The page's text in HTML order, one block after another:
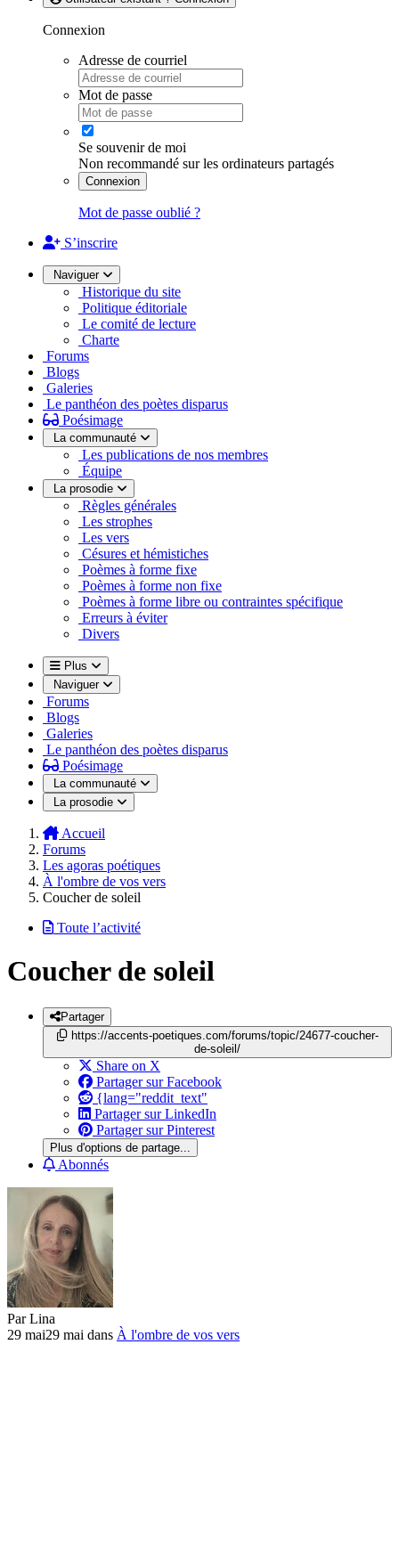
Connexion
Adresse de courriel
Mot de passe
Se souvenir de moi
Non recommandé sur les ordinateurs partagés
Connexion
Mot de passe oublié ?
S’inscrire
Naviguer
Historique du site
Politique éditoriale
Le comité de lecture
Charte
Forums
Blogs
Galeries
Le panthéon des poètes disparus
Poésimage
La communauté
Les publications de nos membres
Équipe
La prosodie
Règles générales
Les strophes
Les vers
Césures et hémistiches
Poèmes à forme fixe
Poèmes à forme non fixe
Poèmes à forme libre ou contraintes spécifique
Erreurs à éviter
Divers
Plus
Naviguer
Forums
Blogs
Galeries
Le panthéon des poètes disparus
Poésimage
La communauté
La prosodie
Accueil
Forums
Les agoras poétiques
À l'ombre de vos vers
Coucher de soleil
Toute l’activité
Coucher de soleil
Partager
https://accents-poetiques.com/forums/topic/24677-coucher-
de-soleil/
Share on X
Partager sur Facebook
{lang="reddit_text"
Partager sur LinkedIn
Partager sur Pinterest
Plus d'options de partage...
Abonnés
ParLina
29 mai29 mai dans À l'ombre de vos vers